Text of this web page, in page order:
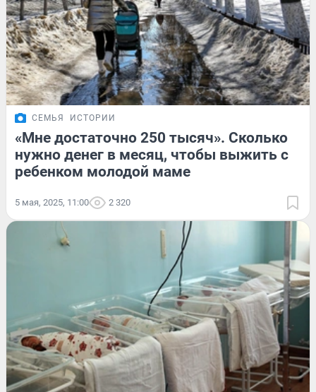
СЕМЬЯ ИСТОРИИ
«Мне достаточно 250 тысяч». Сколько
нужно денег в месяц, чтобы выжить с
ребенком молодой маме
5 мая, 2025, 11:00 2 320